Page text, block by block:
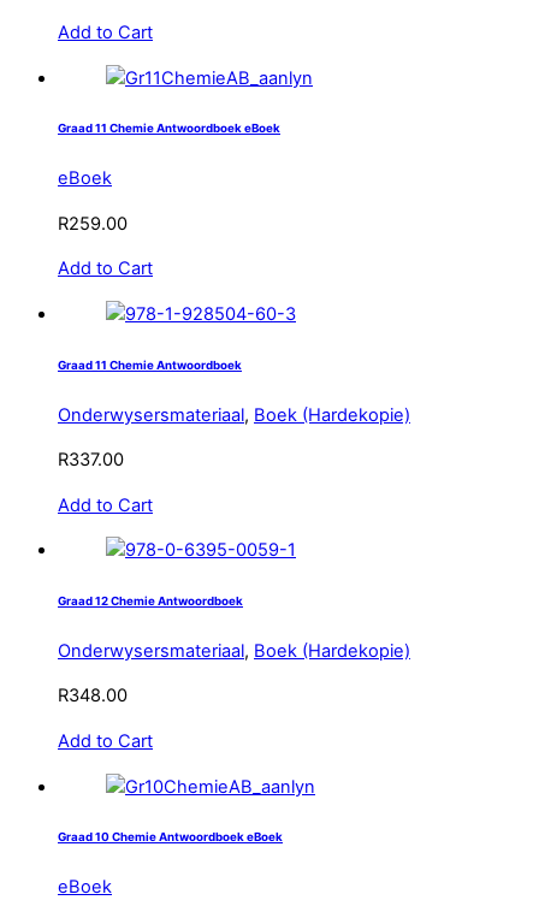
Add to Cart
Graad 11 Chemie Antwoordboek eBoek
eBoek
R259.00
Add to Cart
Graad 11 Chemie Antwoordboek
Onderwysersmateriaal, Boek (Hardekopie)
R337.00
Add to Cart
Graad 12 Chemie Antwoordboek
Onderwysersmateriaal, Boek (Hardekopie)
R348.00
Add to Cart
Graad 10 Chemie Antwoordboek eBoek
eBoek